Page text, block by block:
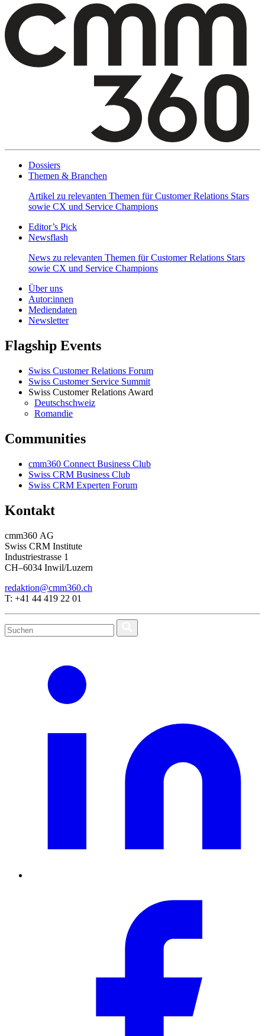
Dossiers
Themen & Branchen
Artikel zu relevanten Themen für Customer Relations Stars
sowie CX und Service Champions
Editor’s Pick
Newsflash
News zu relevanten Themen für Customer Relations Stars
sowie CX und Service Champions
Über uns
Autor:innen
Mediendaten
Newsletter
Flagship Events
Swiss Customer Relations Forum
Swiss Customer Service Summit
Swiss Customer Relations Award
Deutschschweiz
Romandie
Communities
cmm360 Connect Business Club
Swiss CRM Business Club
Swiss CRM Experten Forum
Kontakt
cmm360 AG
Swiss CRM Institute
Industriestrasse 1
CH–6034 Inwil/Luzern
redaktion@cmm360.ch
T: +41 44 419 22 01